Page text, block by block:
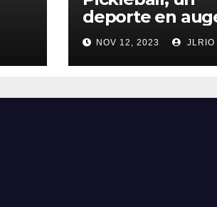
deporte en
NOV 12, 2023 JLRIO